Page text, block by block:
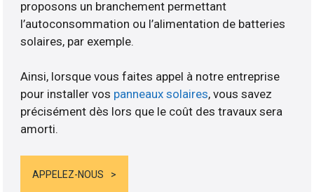
proposons un branchement permettant
l’autoconsommation ou l’alimentation de batteries
solaires, par exemple.
Ainsi, lorsque vous faites appel à notre entreprise
pour installer vos panneaux solaires, vous savez
précisément dès lors que le coût des travaux sera
amorti.
APPELEZ-NOUS